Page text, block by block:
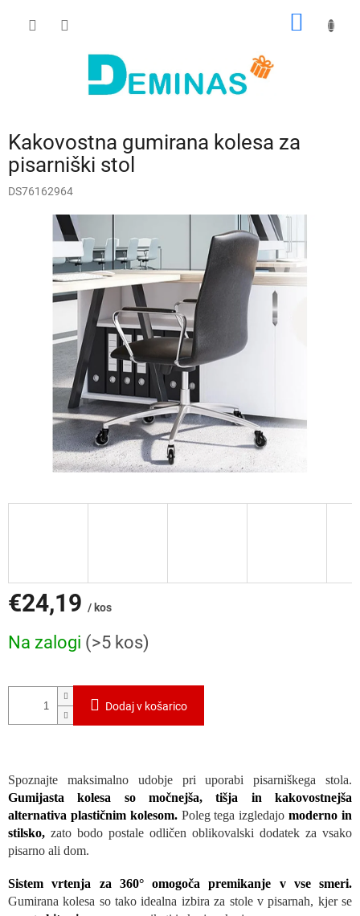
Kakovostna gumirana kolesa za
pisarniški stol
DS76162964
€24,19 / kos
mere:
Na zalogi (>5 kos)
Dodaj v košarico
Spoznajte maksimalno udobje pri uporabi pisarniškega stola.
Gumijasta kolesa so močnejša, tišja in kakovostnejša
alternativa plastičnim kolesom.Poleg tega izgledajomoderno in
stilsko, zato bodo postale odličen oblikovalski dodatek za vsako
pisarno ali dom.
Sistem vrtenja za 360° omogoča premikanje v vse smeri.
Gumirana kolesa so tako idealna izbira za stole v pisarnah, kjer se